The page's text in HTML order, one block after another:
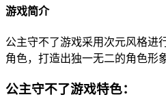
游戏简介
公主守不了游戏采用次元风格进
角色，打造出独一无二的角色形
公主守不了游戏特色：